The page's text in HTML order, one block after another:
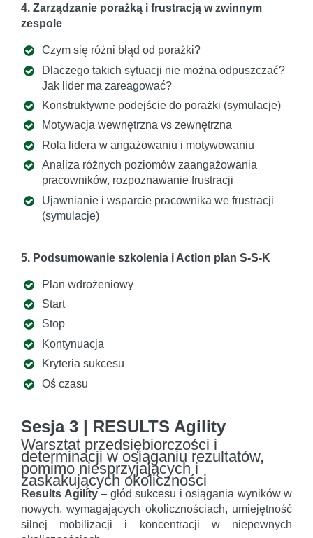
4. Zarządzanie porażką i frustracją w zwinnym
zespole
Czym się różni błąd od porażki?
Dlaczego takich sytuacji nie można odpuszczać?
Jak lider ma zareagować?
Konstruktywne podejście do porażki (symulacje)
Motywacja wewnętrzna vs zewnętrzna
Rola lidera w angażowaniu i motywowaniu
Analiza różnych poziomów zaangażowania
pracowników, rozpoznawanie frustracji
Ujawnianie i wsparcie pracownika we frustracji
(symulacje)
5. Podsumowanie szkolenia i Action plan S-S-K
Plan wdrożeniowy
Start
Stop
Kontynuacja
Kryteria sukcesu
Oś czasu
Sesja 3 | RESULTS Agility
Warsztat przedsiębiorczości i
determinacji w osiąganiu rezultatów,
pomimo niesprzyjających i
zaskakujących okoliczności
Results Agility– głód sukcesu i osiągania wyników w
nowych, wymagających okolicznościach, umiejętność
silnej mobilizacji i koncentracji w niepewnych